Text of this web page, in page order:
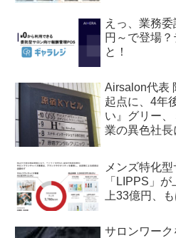
えっ、業務
円～で登場
と！
Airsalon代表
起点に、4年
い』グリー
業の異色社
メンズ特化
「LIPPS」
上33億円、
サロンワー